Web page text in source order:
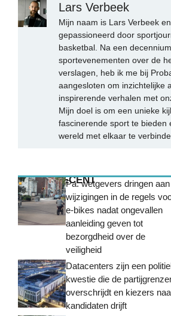
Lars Verbeek
Mijn naam is Lars Verbeek
gepassioneerd door
basketbal. Na een
sportevenementen over de
verslagen, heb ik me bij
aangesloten om inzichtelijke
inspirerende verhalen met
Mijn doel is om een unieke
fascinerende sport te bieden
wereld met elkaar te
MEEST RECENTPa. wetgevers dringen
wijzigingen in de regels
e-bikes nadat ongevallen
aanleiding geven tot
bezorgdheid over de
veiligheid
Datacenters zijn een
kwestie die de
overschrijdt en kiezers
kandidaten drijft